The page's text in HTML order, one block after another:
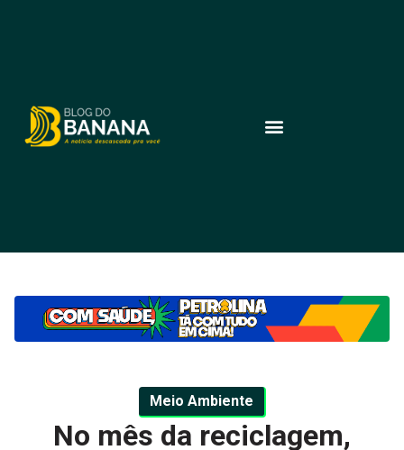
Meio Ambiente
No mês da reciclagem,